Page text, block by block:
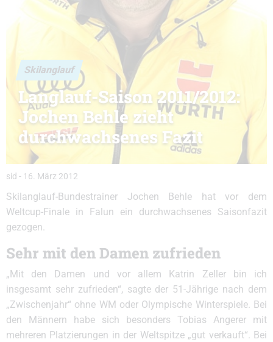
Skilanglauf
Langlauf-Saison 2011/2012:
Jochen Behle zieht
durchwachsenes Fazit
sid - 16. März 2012
Skilanglauf-Bundestrainer Jochen Behle hat vor dem
Weltcup-Finale in Falun ein durchwachsenes Saisonfazit
gezogen.
Sehr mit den Damen zufrieden
„Mit den Damen und vor allem Katrin Zeller bin ich
insgesamt sehr zufrieden“, sagte der 51-Jährige nach dem
„Zwischenjahr“ ohne WM oder Olympische Winterspiele. Bei
den Männern habe sich besonders Tobias Angerer mit
mehreren Platzierungen in der Weltspitze „gut verkauft“. Bei